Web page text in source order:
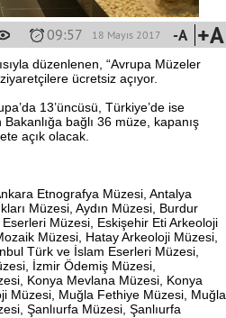
18 Mayıs 2017
09:57 -A +A
düzenlenen, “Avrupa Müzeler
ücretsiz açıyor.
13’üncüsü, Türkiye’de ise
bağlı 36 müze, kapanış
açık olacak.
Etnografya Müzesi, Antalya
Müzesi, Aydın Müzesi, Burdur
Müzesi, Eskişehir Eti Arkeoloji
Müzesi, Hatay Arkeoloji Müzesi,
Türk ve İslam Eserleri Müzesi,
İzmir Ödemiş Müzesi,
Konya Mevlana Müzesi, Konya
Müzesi, Muğla Fethiye Müzesi, Muğla
Şanlıurfa Müzesi, Şanlıurfa